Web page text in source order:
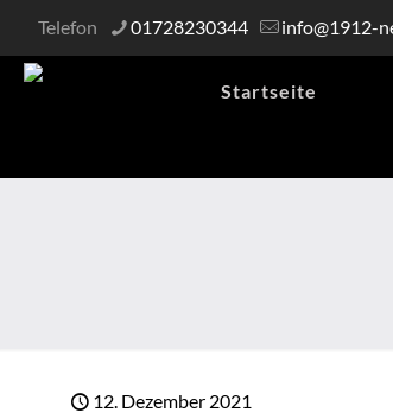
Telefon 01728230344 info@1912-
Startseite
12. Dezember 2021